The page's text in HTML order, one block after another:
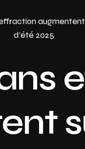
Profil de
Budget assurance
d’été 2025